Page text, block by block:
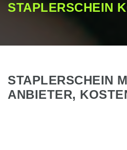
STAPLERSCHEIN
STAPLERSCHEIN
ANBIETER,